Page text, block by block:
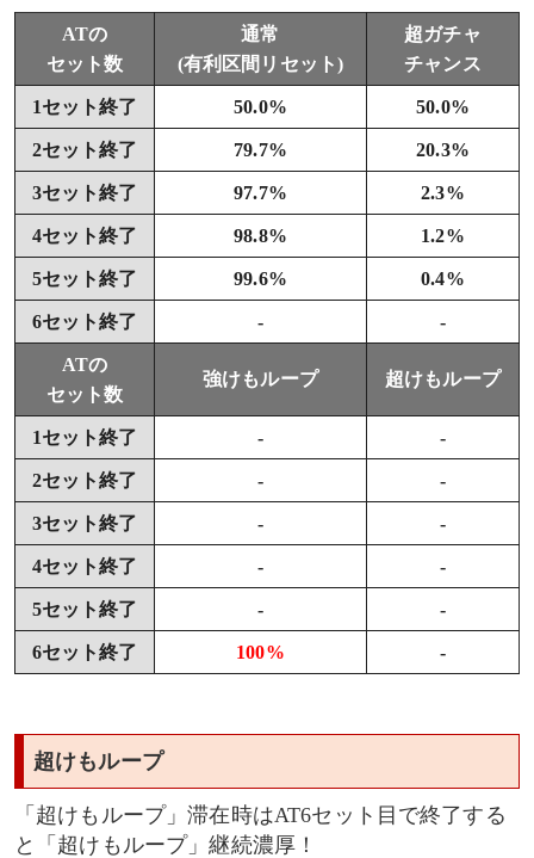
ATの
セット数
通常
(有利区間リセット)
超ガチャ
チャンス
1セット終了 50.0% 50.0%
2セット終了 79.7% 20.3%
3セット終了 97.7% 2.3%
4セット終了 98.8% 1.2%
5セット終了 99.6% 0.4%
6セット終了 - -
ATの
セット数
強けもループ 超けもループ
1セット終了 - -
2セット終了 - -
3セット終了 - -
4セット終了 - -
5セット終了 - -
6セット終了 100% -
超けもループ
「超けもループ」滞在時はAT6セット目で終了する
と「超けもループ」継続濃厚！